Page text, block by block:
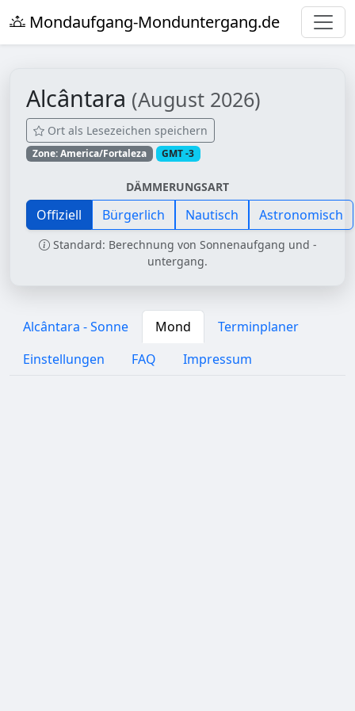
Mondaufgang-Monduntergang.de
Alcântara (August 2026)
Ort als Lesezeichen speichern
Zone: America/Fortaleza GMT -3
DÄMMERUNGSART
Offiziell Bürgerlich Nautisch Astronomisch
Standard: Berechnung von Sonnenaufgang und -
untergang.
Alcântara - Sonne Mond
Terminplaner
Einstellungen
FAQ Impressum